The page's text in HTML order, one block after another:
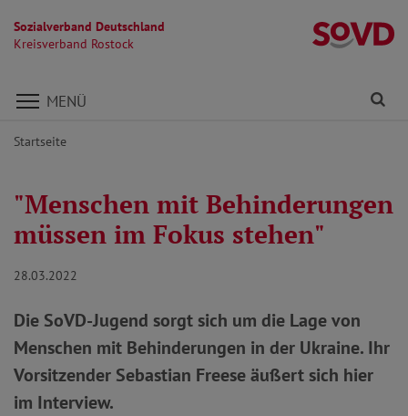
Sozialverband Deutschland
Kreisverband Rostock
Direkt zu den Inhalten springen
MENÜ
Startseite
"Menschen mit Behinderungen
müssen im Fokus stehen"
28.03.2022
Die SoVD-Jugend sorgt sich um die Lage von
Menschen mit Behinderungen in der Ukraine. Ihr
Vorsitzender Sebastian Freese äußert sich hier
im Interview.